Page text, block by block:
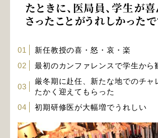
たときに、医局員、学生が
さったことがうれしかった
01
新任教授の喜・怒・哀・楽
02
最初のカンファレンスで学生から
03
厳冬期に赴任、新たな地でのチャ
たかく迎えてもらった
04
初期研修医が大幅増でうれしい